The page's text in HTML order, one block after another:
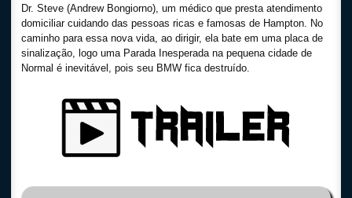
Dr. Steve (Andrew Bongiorno), um médico que presta atendimento
domiciliar cuidando das pessoas ricas e famosas de Hampton. No
caminho para essa nova vida, ao dirigir, ela bate em uma placa de
sinalização, logo uma Parada Inesperada na pequena cidade de
Normal é inevitável, pois seu BMW fica destruído.